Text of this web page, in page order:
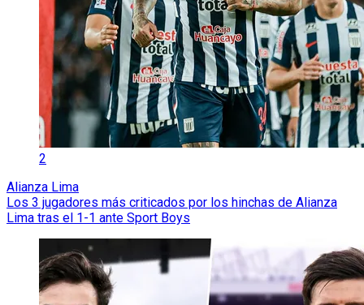
2
Alianza Lima
Los 3 jugadores más criticados por los hinchas de Alianza
Lima tras el 1-1 ante Sport Boys